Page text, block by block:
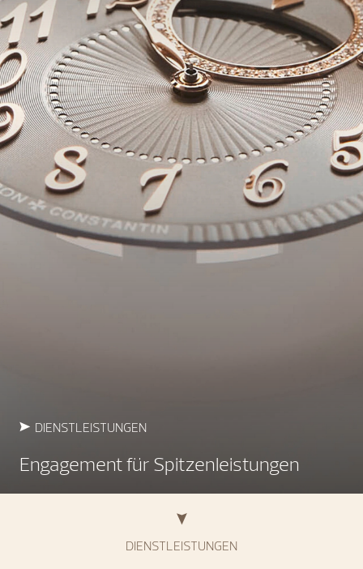
DIENSTLEISTUNGEN
Engagement für Spitzenleistungen
DIENSTLEISTUNGEN